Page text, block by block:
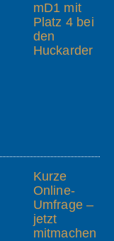
mD1 mit
Platz 4 bei
den
Huckarder
Kurze
Online-
Umfrage –
jetzt
mitmachen